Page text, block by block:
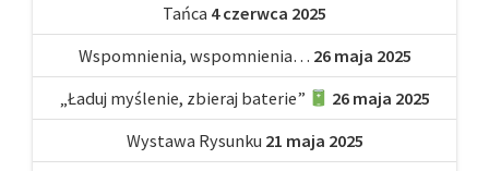
Tańca 4 czerwca 2025
Wspomnienia, wspomnienia… 26 maja 2025
„Ładuj myślenie, zbieraj baterie”
26 maja 2025
Wystawa Rysunku 21 maja 2025